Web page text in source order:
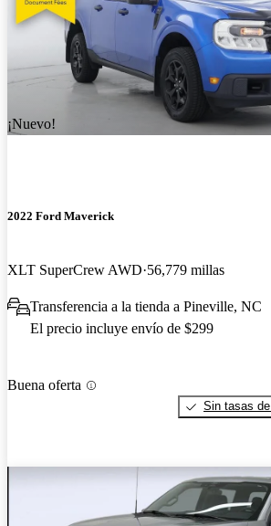
¡Nuevo!
2022 Ford Maverick
XLT SuperCrew AWD 56,779 millas
Transferencia a la tienda a Pineville, NC
El precio incluye envío de $299
Buena oferta
Sin tasas